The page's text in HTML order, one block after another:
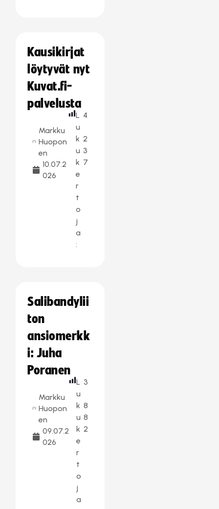
Kausikirjat
löytyvät nyt
Kuvat.fi-
palvelusta
Markku
Huopon
en
10.07.2
026
L
u
k
u
k
e
r
t
o
j
a
:
4
2
3
7
Salibandylii
ton
ansiomerkk
i: Juha
Poranen
Markku
Huopon
en
09.07.2
026
L
u
k
u
k
e
r
t
o
j
a
3
8
8
2